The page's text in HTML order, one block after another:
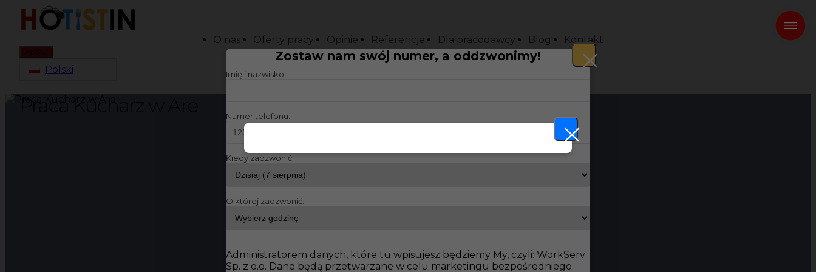
O nas Oferty pracy Opinie Referencje Dla pracodawcy Blog Kontakt
Aplikuj
Polski
Zostaw nam swój numer, a oddzwonimy!
Imię i nazwisko
Numer telefonu:
Kiedy zadzwonić:
O której zadzwonić:
Administratorem danych, które tu wpisujesz będziemy My, czyli: WorkServ
Sp. z o.o. Dane będą przetwarzane w celu marketingu bezpośredniego